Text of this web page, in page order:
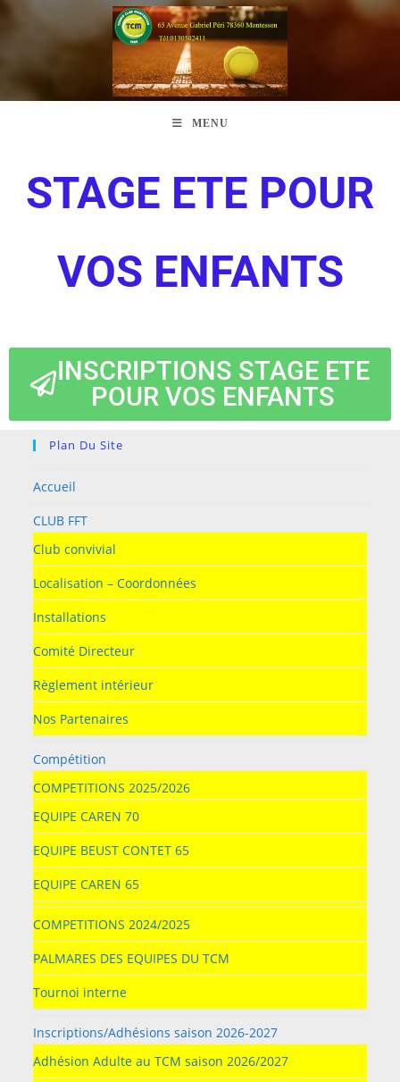
MENU
STAGE ETE POUR
VOS ENFANTS
INSCRIPTIONS STAGE ETE
POUR VOS ENFANTS
Plan Du Site
Accueil
CLUB FFT
Club convivial
Localisation – Coordonnées
Installations
Comité Directeur
Règlement intérieur
Nos Partenaires
Compétition
COMPETITIONS 2025/2026
EQUIPE CAREN 70
EQUIPE BEUST CONTET 65
EQUIPE CAREN 65
COMPETITIONS 2024/2025
PALMARES DES EQUIPES DU TCM
Tournoi interne
Inscriptions/Adhésions saison 2026-2027
Adhésion Adulte au TCM saison 2026/2027